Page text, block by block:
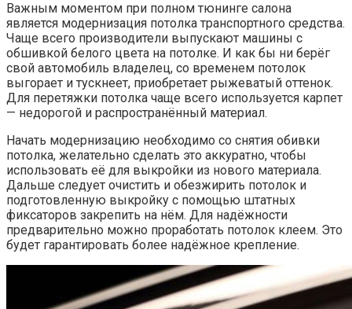
Важным моментом при полном тюнинге салона
является модернизация потолка транспортного средства.
Чаще всего производители выпускают машины с
обшивкой белого цвета на потолке. И как бы ни берёг
свой автомобиль владелец, со временем потолок
выгорает и тускнеет, приобретает рыжеватый оттенок.
Для перетяжки потолка чаще всего используется карпет
— недорогой и распространённый материал.
Начать модернизацию необходимо со снятия обивки
потолка, желательно сделать это аккуратно, чтобы
использовать её для выкройки из нового материала.
Дальше следует очистить и обезжирить потолок и
подготовленную выкройку с помощью штатных
фиксаторов закрепить на нём. Для надёжности
предварительно можно проработать потолок клеем. Это
будет гарантировать более надёжное крепление.